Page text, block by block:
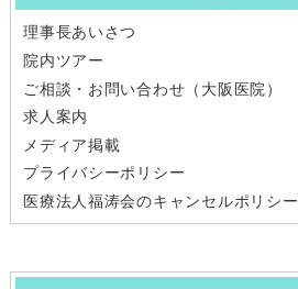
理事長あいさつ
院内ツアー
ご相談・お問い合わせ（大阪医院）
求人案内
メディア掲載
プライバシーポリシー
医療法人福涛会のキャンセルポリシー